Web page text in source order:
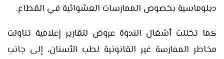
دبلوماسية بخصوص الممارسات العشوائية في القطاع.
كما تخللت أشغال الندوة عروض لتقارير إعلامية تناولت
مخاطر الممارسة غير القانونية لطب الأسنان، إلى جانب